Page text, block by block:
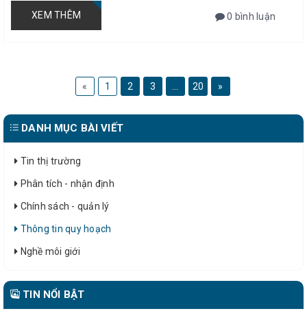
XEM THÊM 0 bình luận
« 1 2 3 20 »
DANH MỤC BÀI VIẾT
Tin thị trường
Phân tích - nhận định
Chính sách - quản lý
Thông tin quy hoạch
Nghề môi giới
TIN NỔI BẬT